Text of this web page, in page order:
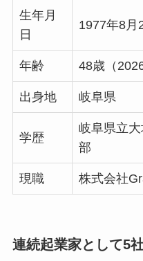
生年月
日
1977年8月
年齢 48歳（
出身地 岐阜県
学歴
岐阜県立
部
現職 株式会社
連続起業家として5